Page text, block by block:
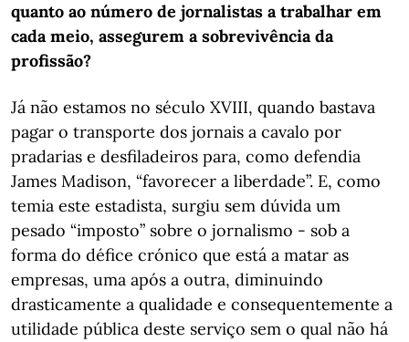
quanto ao número de jornalistas a trabalhar em
cada meio, assegurem a sobrevivência da
profissão?
Já não estamos no século XVIII, quando bastava
pagar o transporte dos jornais a cavalo por
pradarias e desfiladeiros para, como defendia
James Madison, “favorecer a liberdade”. E, como
temia este estadista, surgiu sem dúvida um
pesado “imposto” sobre o jornalismo - sob a
forma do défice crónico que está a matar as
empresas, uma após a outra, diminuindo
drasticamente a qualidade e consequentemente a
utilidade pública deste serviço sem o qual não há